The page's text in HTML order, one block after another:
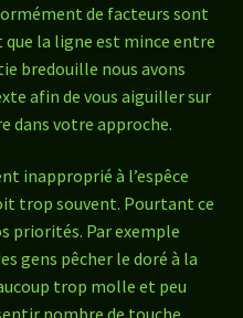
de facteurs sont
la ligne est mince entre
bredouille nous avons
afin de vous aiguiller sur
dans votre approche.
inapproprié à l’espêce
trop souvent. Pourtant ce
priorités. Par exemple
gens pêcher le doré à la
trop molle et peu